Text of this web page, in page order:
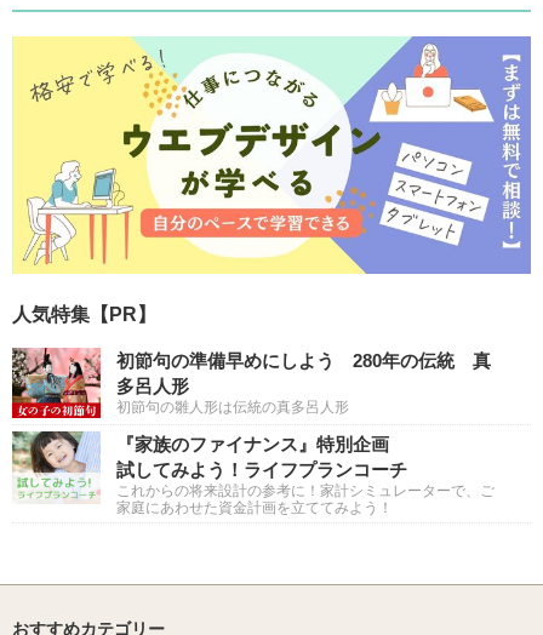
人気特集【PR】
初節句の準備早めにしよう 280年の伝統 真
多呂人形
初節句の雛人形は伝統の真多呂人形
『家族のファイナンス』特別企画
試してみよう！ライフプランコーチ
これからの将来設計の参考に！家計シミュレーターで、ご
家庭にあわせた資金計画を立ててみよう！
おすすめカテゴリー